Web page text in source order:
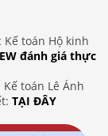
toán Hộ kinh
đánh giá thực
Kế toán Lê Ánh
TẠI ĐÂY